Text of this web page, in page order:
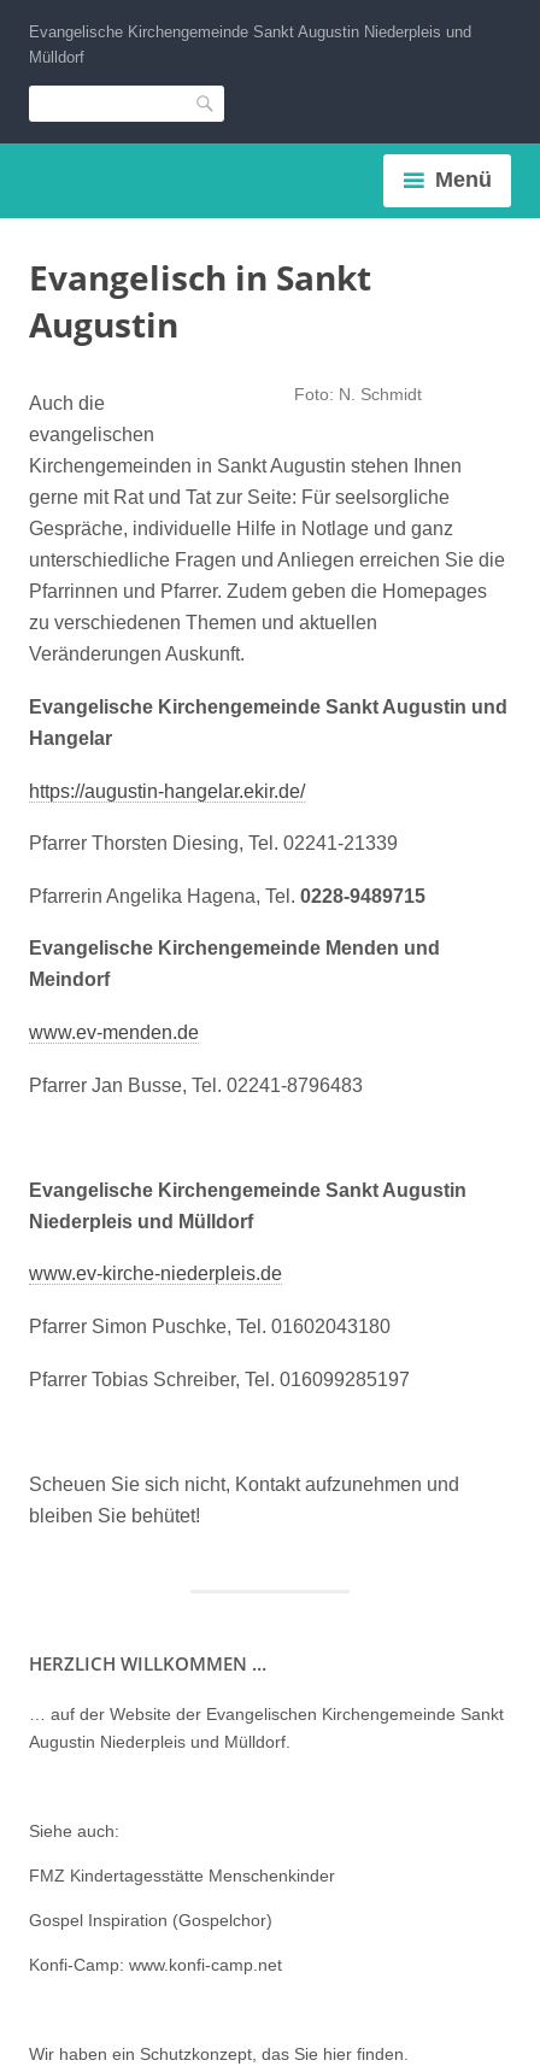
Inhalt
springen
Evangelische Kirchengemeinde Sankt Augustin Niederpleis und
Mülldorf
Suche
Menü
Evangelisch in Sankt
Augustin
Foto: N. Schmidt
Auch die
evangelischen
Kirchengemeinden in Sankt Augustin stehen Ihnen
gerne mit Rat und Tat zur Seite: Für seelsorgliche
Gespräche, individuelle Hilfe in Notlage und ganz
unterschiedliche Fragen und Anliegen erreichen Sie die
Pfarrinnen und Pfarrer. Zudem geben die Homepages
zu verschiedenen Themen und aktuellen
Veränderungen Auskunft.
Evangelische Kirchengemeinde Sankt Augustin und
Hangelar
https://augustin-hangelar.ekir.de/
Pfarrer Thorsten Diesing, Tel. 02241-21339
Pfarrerin Angelika Hagena, Tel. 0228-9489715
Evangelische Kirchengemeinde Menden und
Meindorf
www.ev-menden.de
Pfarrer Jan Busse, Tel. 02241-8796483
Evangelische Kirchengemeinde Sankt Augustin
Niederpleis und Mülldorf
www.ev-kirche-niederpleis.de
Pfarrer Simon Puschke, Tel. 01602043180
Pfarrer Tobias Schreiber, Tel. 016099285197
Scheuen Sie sich nicht, Kontakt aufzunehmen und
bleiben Sie behütet!
HERZLICH WILLKOMMEN …
… auf der Website der Evangelischen Kirchengemeinde Sankt
Augustin Niederpleis und Mülldorf.
Siehe auch:
FMZ Kindertagesstätte Menschenkinder
Gospel Inspiration (Gospelchor)
Konfi-Camp: www.konfi-camp.net
Wir haben ein Schutzkonzept, das Sie hier finden.